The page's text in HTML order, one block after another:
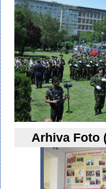
Arhiva Foto